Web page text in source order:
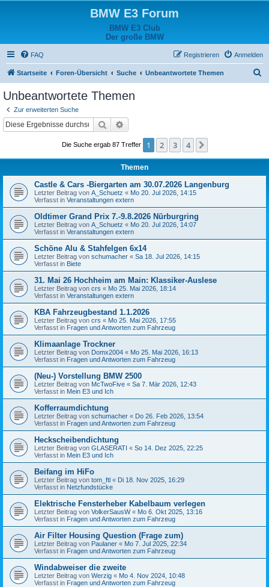
BMW E3 Forum
BMW E3 Club
Der große BMW
FAQ Anmelden
Registrieren
Startseite Foren-Übersicht Suche Unbeantwortete Themen
Unbeantwortete Themen
Zur erweiterten Suche
Suche
Die Suche ergab 87 Treffer 1 2 3 4
Themen
Castle & Cars -Biergarten am 30.07.2026 Langenburg
Letzter Beitrag von A_Schuetz « Mo 20. Jul 2026, 14:15
Verfasst in Veranstaltungen extern
Oldtimer Grand Prix 7.-9.8.2026 Nürburgring
Letzter Beitrag von A_Schuetz « Mo 20. Jul 2026, 14:07
Verfasst in Veranstaltungen extern
Schöne Alu & Stahfelgen 6x14
Letzter Beitrag von schumacher « Sa 18. Jul 2026, 14:15
Verfasst in Biete
31. Mai 26 Hochheim am Main: Klassiker-Auslese
Letzter Beitrag von crs « Mo 25. Mai 2026, 18:14
Verfasst in Veranstaltungen extern
KBA Fahrzeugbestand 1.1.2026
Letzter Beitrag von crs « Mo 25. Mai 2026, 17:55
Verfasst in Fragen und Antworten zum Fahrzeug
Klimaanlage Trockner
Letzter Beitrag von Domx2004 « Mo 25. Mai 2026, 16:13
Verfasst in Fragen und Antworten zum Fahrzeug
(Neu-) Vorstellung BMW 2500
Letzter Beitrag von McTwoFive « Sa 7. Mär 2026, 12:43
Verfasst in Mein E3 und Ich
Kofferraumdichtung
Letzter Beitrag von schumacher « Do 26. Feb 2026, 13:54
Verfasst in Fragen und Antworten zum Fahrzeug
Heckscheibendichtung
Letzter Beitrag von GLASERATI « So 14. Dez 2025, 22:25
Verfasst in Mein E3 und Ich
Beifang im HiFo
Letzter Beitrag von tom_ftl « Di 18. Nov 2025, 16:29
Verfasst in Netzfundstücke
Elektrische Fensterheber Kabelbaum verlegen
Letzter Beitrag von VolkerSausW« Mo 6. Okt 2025, 13:16
Verfasst in Fragen und Antworten zum Fahrzeug
Air Filter Housing Question (Frage zum)
Letzter Beitrag von Paulaner « Mo 7. Jul 2025, 22:34
Verfasst in Fragen und Antworten zum Fahrzeug
Windabweiser die zweite
Letzter Beitrag von Werzig « Mo 4. Nov 2024, 10:48
Verfasst in Fragen und Antworten zum Fahrzeug